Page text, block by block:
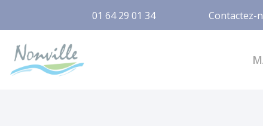
01 64 29 01 34 Contactez-